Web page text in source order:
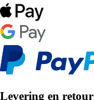
Levering en retour